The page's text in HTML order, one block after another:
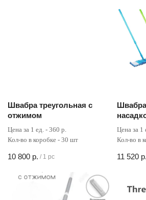
Швабра треугольная с
отжимом
Цена за 1 ед. - 360 р.
Кол-во в коробке - 30 шт
10 800 р. / 1 pc
Цена за 1
Кол-во в
11 520 р.